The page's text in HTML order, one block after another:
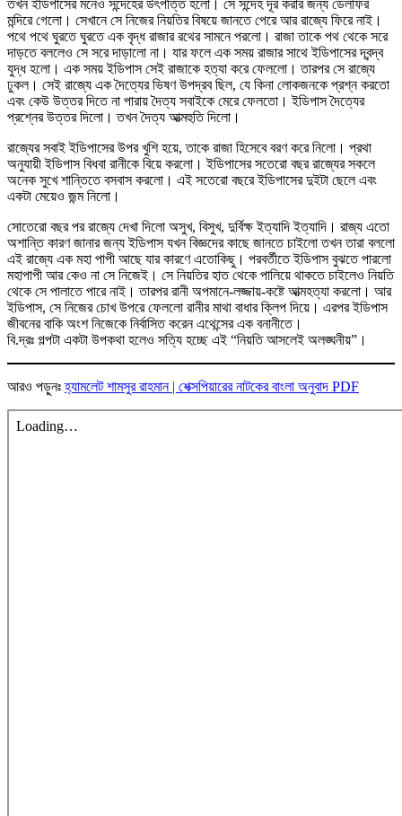
তখন ইডিপাসের মনেও সন্দেহের উৎপত্তি হলো। সে সন্দেহ দূর করার জন্য ডেলফির
মন্দিরে গেলো। সেখানে সে নিজের নিয়তির বিষয়ে জানতে পেরে আর রাজ্যে ফিরে নাই।
পথে পথে ঘুরতে ঘুরতে এক বৃদ্ধ রাজার রথের সামনে পরলো। রাজা তাকে পথ থেকে সরে
দাড়তে বললেও সে সরে দাড়ালো না। যার ফলে এক সময় রাজার সাথে ইডিপাসের দ্বন্দ্ব
যুদ্ধ হলো। এক সময় ইডিপাস সেই রাজাকে হত্যা করে ফেললো। তারপর সে রাজ্যে
ঢুকল। সেই রাজ্যে এক দৈত্যের ভিষণ উপদ্রব ছিল, যে কিনা লোকজনকে প্রশ্ন করতো
এবং কেউ উত্তর দিতে না পারায় দৈত্য সবাইকে মেরে ফেলতো। ইডিপাস দৈত্যের
প্রশ্নের উত্তর দিলো। তখন দৈত্য আত্মহুতি দিলো।
রাজ্যের সবাই ইডিপাসের উপর খুশি হয়ে, তাকে রাজা হিসেবে বরণ করে নিলো। প্রথা
অনুযায়ী ইডিপাস বিধবা রানীকে বিয়ে করলো। ইডিপাসের সতেরো বছর রাজ্যের সকলে
অনেক সুখে শান্তিতে বসবাস করলো। এই সতেরো বছরে ইডিপাসের দুইটা ছেলে এবং
একটা মেয়েও জন্ম নিলো।
সোতেরো বছর পর রাজ্যে দেখা দিলো অসুখ, বিসুখ, দুর্বিক্ষ ইত্যাদি ইত্যাদি। রাজ্য এতো
অশান্তি কারণ জানার জন্য ইডিপাস যখন বিজ্ঞদের কাছে জানতে চাইলো তখন তারা বললো
এই রাজ্যে এক মহা পাপী আছে যার কারণে এতোকিছু। পরবর্তীতে ইডিপাস বুঝতে পারলো
মহাপাপী আর কেও না সে নিজেই। সে নিয়তির হাত থেকে পালিয়ে থাকতে চাইলেও নিয়তি
থেকে সে পালাতে পারে নাই। তারপর রানী অপমানে-লজ্জায়-কষ্টে আত্মহত্যা করলো। আর
ইডিপাস, সে নিজের চোখ উপরে ফেললো রানীর মাথা বাধার ক্লিপ দিয়ে। এরপর ইডিপাস
জীবনের বাকি অংশ নিজেকে নির্বাসিত করেন এথেন্সের এক বনানীতে।
বি.দ্রঃ গল্পটা একটা উপকথা হলেও সত্যি হচ্ছে এই “নিয়তি আসলেই অলঙ্ঘনীয়”।
আরও পড়ুনঃহ্যামলেট শামসুর রাহমান | শেক্সপিয়ারের নাটকের বাংলা অনুবাদ PDF